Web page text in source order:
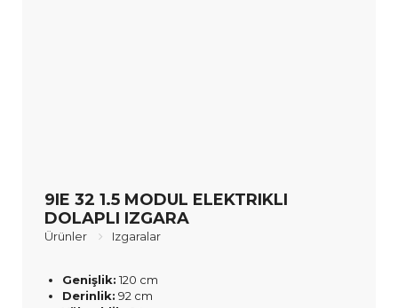
9IE 32 1.5 MODUL ELEKTRIKLI
DOLAPLI IZGARA
Ürünler Izgaralar
Genişlik: 120 cm
Derinlik: 92 cm